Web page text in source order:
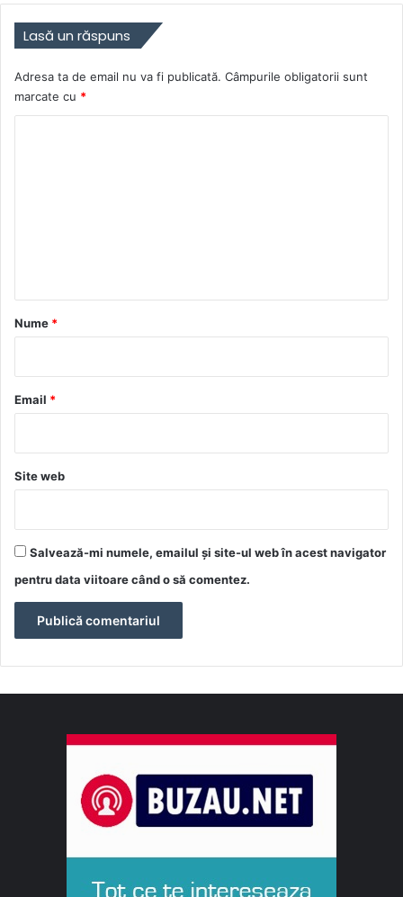
Lasă un răspuns
Adresa ta de email nu va fi publicată. Câmpurile obligatorii sunt
marcate cu *
r
*
Nume *
Email *
Site web
Salvează-mi numele, emailul și site-ul web în acest navigator
pentru data viitoare când o să comentez.